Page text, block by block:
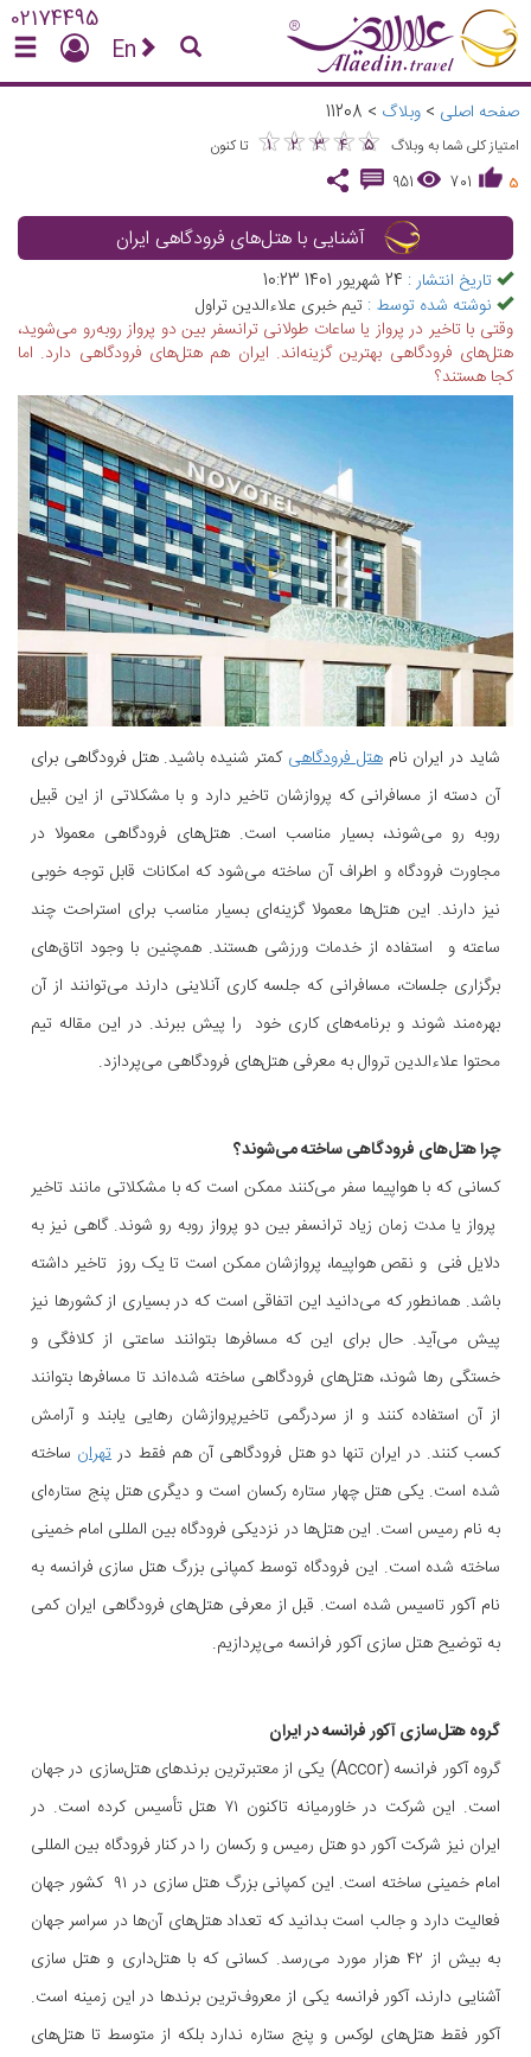
02174495
En
صفحه اصلی > وبلاگ >
11208
امتیاز کلی شما به وبلاگ ★
1 ★
2 ★
3 ★
4 ★
5
★★★★★
تا کنون
5
701
951
آشنایی با هتل‌های فرودگاهی ایران
تاریخ انتشار : 24 شهریور 1401 10:23
نوشته شده توسط : تیم خبری علاءالدین تراول
وقتی با تاخیر در پرواز یا ساعات طولانی ترانسفر بین دو پرواز روبه‌رو می‌شوید،
هتل‌های فرودگاهی بهترین گزینه‌اند. ایران هم هتل‌های فرودگاهی دارد. اما
کجا هستند؟
شاید در ایران نامهتل فرودگاهی کمتر شنیده‌ باشید. هتل فرودگاهی برای
آن دسته از مسافرانی که پروازشان تاخیر دارد و با مشکلاتی از این قبیل
روبه رو می‌شوند، بسیار مناسب است. هتل‌های فرودگاهی معمولا در
مجاورت فرودگاه و اطراف آن ساخته می‌شود که امکانات قابل توجه خوبی
نیز دارند. این هتل‌ها معمولا گزینه‌ای بسیار مناسب برای استراحت چند
ساعته و استفاده از خدمات ورزشی هستند. همچنین با وجود اتاق‌های
برگزاری جلسات، مسافرانی که جلسه کاری آنلاینی دارند می‌توانند از آن
بهره‌مند شوند و برنامه‌های کاری خود را پیش ببرند. در این مقاله تیم
محتوا علاءالدین تروال به معرفی هتل‌های فرودگاهی می‌پردازد.
چرا هتل‌های فرودگاهی ساخته می‌شوند؟
کسانی که با هواپیما سفر می‌کنند ممکن است که با مشکلاتی مانند تاخیر
پرواز یا مدت زمان زیاد ترانسفر بین دو پرواز روبه رو شوند. گاهی نیز به
دلایل فنی و نقص هواپیما، پروازشان ممکن است تا یک روز تاخیر داشته
باشد. همانطور که‌ می‌دانید این اتفاقی است که در بسیاری از کشورها نیز
پیش می‌آید. حال برای این که مسافرها بتوانند ساعتی از کلافگی و
خستگی رها شوند، هتل‌های فرودگاهی ساخته شده‌اند تا مسافرها بتوانند
از آن استفاده کنند و از سردرگمی تاخیرپروازشان رهایی یابند و آرامش
کسب کنند. در ایران تنها دو هتل فرودگاهی آن‌ هم فقط در تهران ساخته
شده است. یکی هتل چهار ستاره رکسان است و دیگری هتل پنج ستاره‌ای
به نام رمیس است. این هتل‌ها در نزدیکی فرودگاه بین المللی امام خمینی
ساخته شده است. این فرودگاه توسط کمپانی بزرگ هتل سازی فرانسه به
نام آکور تاسیس شده است. قبل از معرفی هتل‌های فرودگاهی ایران کمی
به توضیح هتل سازی آکور فرانسه می‌پردازیم.
گروه هتل‌سازی آکور فرانسه در ایران
گروه آکور فرانسه (Accor) یکی از معتبرترین برندهای هتل‌سازی در جهان
است. این شرکت در خاورمیانه تاکنون ۷۱ هتل تأسیس کرده است. در
ایران نیز شرکت آکور دو هتل رمیس و رکسان را در کنار فرودگاه بین المللی
امام خمینی ساخته است. این کمپانی بزرگ هتل سازی در ۹۱ کشور جهان
فعالیت دارد و جالب است بدانید که تعداد هتل‌های آن‌ها در سراسر جهان
به بیش از ۴۲ هزار مورد می‌رسد. کسانی که با هتل‌داری و هتل سازی
آشنایی دارند، آکور فرانسه یکی از معروف‌ترین برندها در این زمینه است.
آکور فقط هتل‌های لوکس و پنج ستاره ندارد بلکه از متوسط تا هتل‌های